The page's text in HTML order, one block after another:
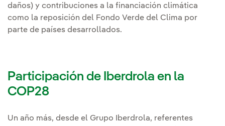
daños) y contribuciones a la financiación climática
como la reposición del Fondo Verde del Clima por
parte de países desarrollados.
Participación de Iberdrola en la
COP28
Un año más, desde el Grupo Iberdrola, referentes